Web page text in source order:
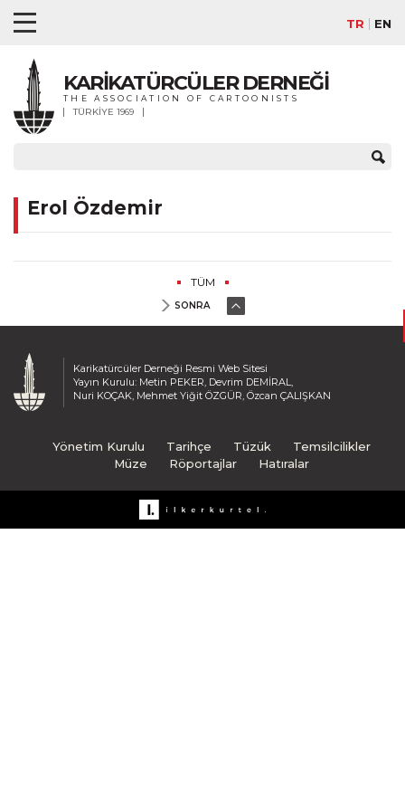
TR EN
KARİKATÜRCÜLER DERNEĞİ
THE ASSOCIATION OF CARTOONISTS
TÜRKİYE 1969
Erol Özdemir
TÜM
SONRA
Karikatürcüler Derneği Resmi Web Sitesi
Yayın Kurulu: Metin PEKER, Devrim DEMİRAL,
Nuri KOÇAK, Mehmet Yiğit ÖZGÜR, Özcan ÇALIŞKAN
Yönetim Kurulu Tarihçe Tüzük
Temsilcilikler
Müze
Röportajlar Hatıralar